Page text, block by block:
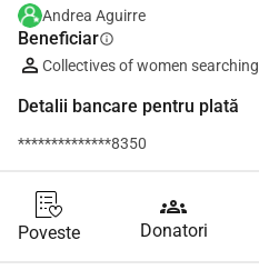
Andrea Aguirre
Beneficiarinfo
Collectives of women
Detalii bancare pentru plată
**************8350
Poveste
groups
Donatori